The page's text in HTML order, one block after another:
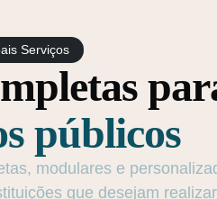
Serviços
públicos
modulares e
que desejam realizar